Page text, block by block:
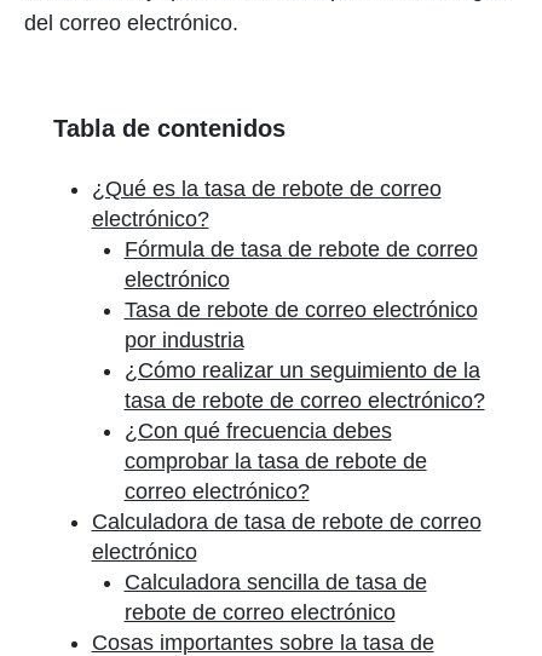
del correo electrónico.
Tabla de contenidos
¿Qué es la tasa de rebote de correo
electrónico?
Fórmula de tasa de rebote de correo
electrónico
Tasa de rebote de correo electrónico
por industria
¿Cómo realizar un seguimiento de la
tasa de rebote de correo electrónico?
¿Con qué frecuencia debes
comprobar la tasa de rebote de
correo electrónico?
Calculadora de tasa de rebote de correo
electrónico
Calculadora sencilla de tasa de
rebote de correo electrónico
Cosas importantes sobre la tasa de